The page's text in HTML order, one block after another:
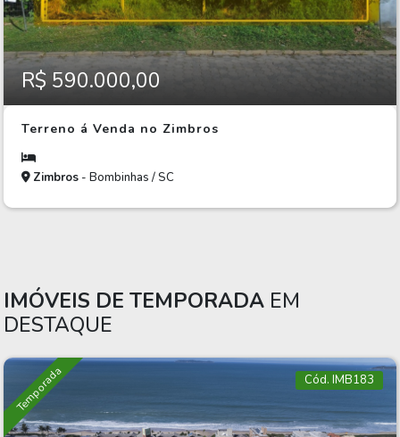
R$ 590.000,00
Terreno á Venda no Zimbros
Zimbros - Bombinhas / SC
IMÓVEIS DE TEMPORADA EM
DESTAQUE
Temporada Cód. IMB183